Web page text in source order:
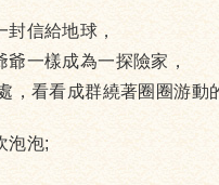
信給地球，
爺一樣成為一探險家，
，看看成群繞著圈圈游動
泡泡;